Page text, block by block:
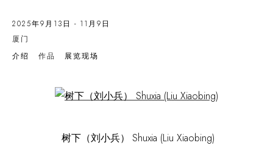
2025年9月13日 - 11月9日
厦门
介绍
作品 展览现场
Open a larger version of the following image in a popup:
树下（刘小兵） Shuxia (Liu Xiaobing)